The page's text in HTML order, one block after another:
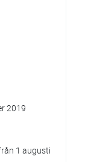
2019
1 augusti